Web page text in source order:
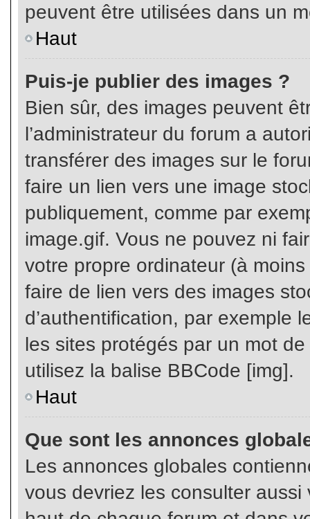
peuvent être utilisées dans un
Haut
Puis-je publier des images ?
Bien sûr, des images peuvent
l’administrateur du forum a
transférer des images sur le
faire un lien vers une image
publiquement, comme par
image.gif. Vous ne pouvez ni
votre propre ordinateur (à
faire de lien vers des images
d’authentification, par exemple
les sites protégés par un mot
utilisez la balise BBCode [img].
Haut
Que sont les annonces
Les annonces globales
vous devriez les consulter